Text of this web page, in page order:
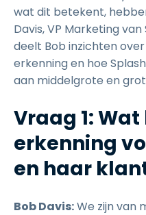
wat dit betekent,
Davis, VP Marketing
deelt Bob inzichten
erkenning en hoe
aan middelgrote en
Vraag 1:
erkenning
en haar
Bob Davis:We zijn van